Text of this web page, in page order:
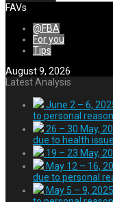
FAVs
@FBA
For you
Tips
August 9, 2026
Latest Analysis
June 2 – 6,
to personal
26 – 30 May,
due to health
19 – 23 May,
May 12 – 16,
due to personal
May 5 – 9,